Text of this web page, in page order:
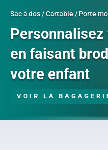
Sac à dos / Cartable / Porte
en faisant
votre enfant
VOIR LA